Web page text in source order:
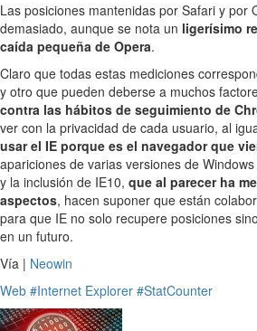
Las posiciones mantenidas por Safari y por
demasiado, aunque se nota un ligerísimo
caída pequeña de Opera.
Claro que todas estas mediciones
y otro que pueden deberse a muchos
contra las hábitos de seguimiento de
ver con la privacidad de cada usuario, al
usar el IE porque es el navegador que
apariciones de varias versiones de
y la inclusión de IE10, que al parecer ha
aspectos, hacen suponer que están
para que IE no solo recupere posiciones
en un futuro.
Vía | Neowin
Web #Internet Explorer #StatCounter